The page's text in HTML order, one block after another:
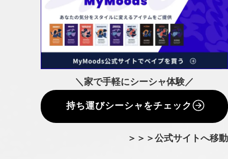
＼家で手軽にシーシャ体験／
持ち運びシーシャをチェック
＞＞＞公式サイトへ移動